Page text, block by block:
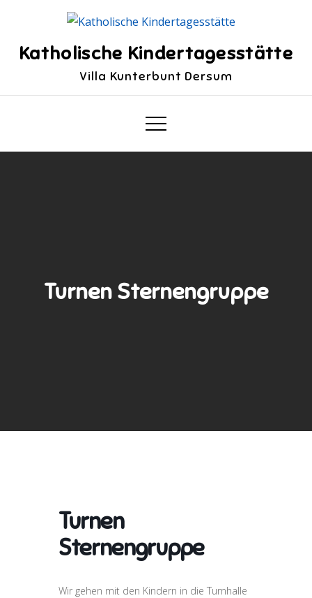
contentKatholische Kindertagesstätte
Villa Kunterbunt Dersum
Turnen Sternengruppe
Turnen
Sternengruppe
Wir gehen mit den Kindern in die Turnhalle